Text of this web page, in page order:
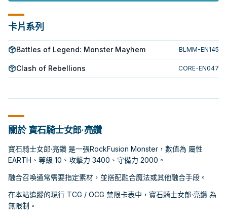
卡片系列
Battles of Legend: Monster Mayhem BLMM-EN145
Clash of Rebellions CORE-EN047
關於 寶石騎士女郎·亮鑽
寶石騎士女郎·亮鑽 是一張RockFusion Monster，數值為 屬性
EARTH、等級 10、攻擊力 3400、守備力 2000。
融合召喚通常需要指定素材，並搭配融合魔法或其他融合手段。
在本站追蹤的現行 TCG / OCG 禁限卡表中，寶石騎士女郎·亮鑽 為
無限制。